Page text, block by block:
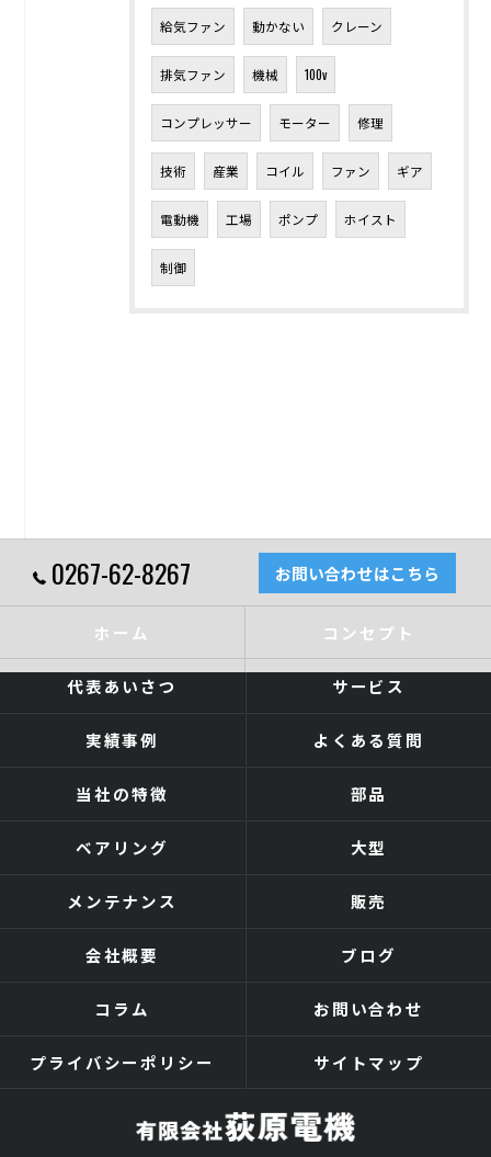
給気ファン 動かない クレーン
排気ファン 機械 100v
コンプレッサー モーター 修理
技術 産業 コイル ファン ギア
電動機 工場 ポンプ ホイスト
制御
0267-62-8267 お問い合わせはこちら
ホーム コンセプト
代表あいさつ サービス
実績事例 よくある質問
当社の特徴 部品
ベアリング 大型
メンテナンス 販売
会社概要 ブログ
コラム お問い合わせ
プライバシーポリシー サイトマップ